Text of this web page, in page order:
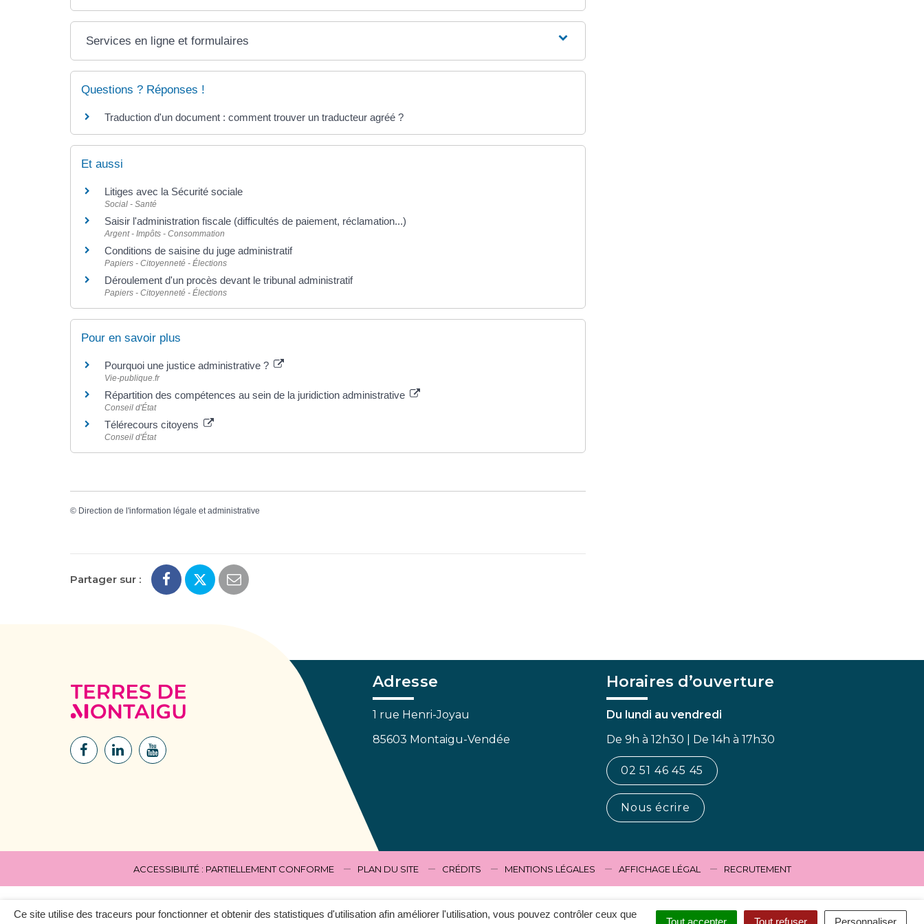
Ce site utilise des traceurs pour fonctionner et obtenir des statistiques d'utilisation afin améliorer l'utilisation, vous pouvez contrôler ceux que
Tout accepter Tout refuser Personnaliser
Services en ligne et formulaires
Questions ? Réponses !
Traduction d'un document : comment trouver un traducteur agréé ?
Et aussi
Litiges avec la Sécurité sociale
Social - Santé
Saisir l'administration fiscale (difficultés de paiement, réclamation...)
Argent - Impôts - Consommation
Conditions de saisine du juge administratif
Papiers - Citoyenneté - Élections
Déroulement d'un procès devant le tribunal administratif
Papiers - Citoyenneté - Élections
Pour en savoir plus
Pourquoi une justice administrative ?
Vie-publique.fr
Répartition des compétences au sein de la juridiction administrative
Conseil d'État
Télérecours citoyens
Conseil d'État
© Direction de l'information légale et administrative
Partager sur :
Lien
Lien
Lien
Adresse
1 rue Henri-Joyau
85603 Montaigu-Vendée
Horaires d’ouverture
Du lundi au vendredi
De 9h à 12h30 | De 14h à 17h30
02 51 46 45 45
Nous écrire
ACCESSIBILITÉ : PARTIELLEMENT CONFORME PLAN DU SITE CRÉDITS MENTIONS LÉGALES AFFICHAGE LÉGAL RECRUTEMENT